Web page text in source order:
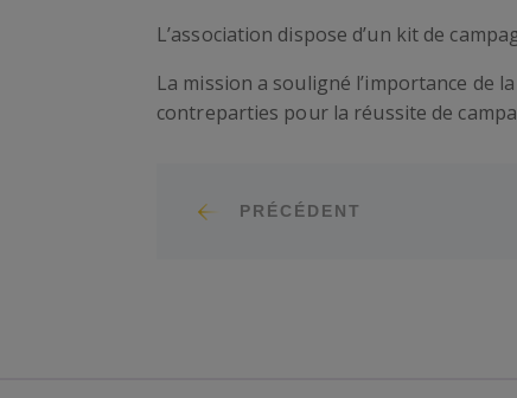
L’association dispose d’un kit de
La mission a souligné l’importance de
contreparties pour la réussite de
PRÉCÉDENT